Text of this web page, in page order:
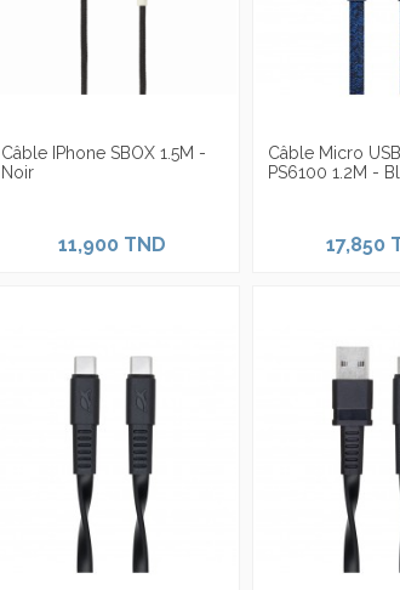
Câble IPhone SBOX 1.5M -
Noir
11,900 TND
Câble Micro
PS6100 1.2M -
17,850